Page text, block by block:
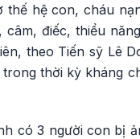
thế hệ con, cháu
câm, điếc, thiểu
theo Tiến sỹ Lê
trong thời kỳ kháng
có 3 người con bị